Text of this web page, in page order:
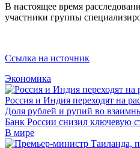
В настоящее время
участники группы
Ссылка на источник
Экономика
Россия и Индия переходят на
Доля рублей и рупий во
Банк России снизил ключевую
В мире